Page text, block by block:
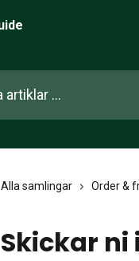
Alla samlingar Order &
Skickar